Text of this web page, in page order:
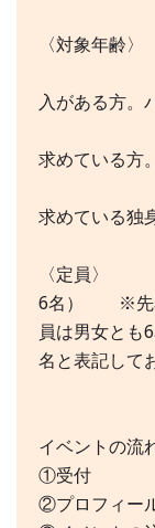
〈対象年齢
男性：
入がある方。
女性：
求めている方
※恋愛に
求めている独
〈定員〉
6名） ※先着
員は男女とも
名と表記して
イベントの流
①受付
②プロフィー